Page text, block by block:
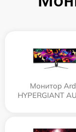
Монитор
HYPERGIANT